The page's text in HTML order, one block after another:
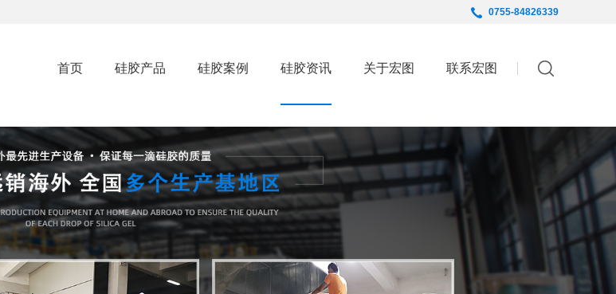
0755-84826339
English
首页 硅胶产品 硅胶案例 硅胶资讯 关于宏图 联系宏图